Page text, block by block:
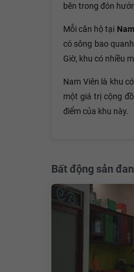
bên trong đón
Mỗi căn hộ tại
có sông bao
Giờ, khu có nhiều
Nam Viên là khu
một giá trị cộng
điểm của khu này.
Bất động sản